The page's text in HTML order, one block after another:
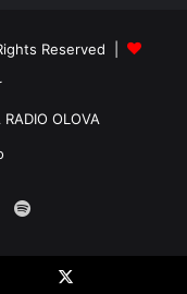
Reserved |
OLOVA
Spotify